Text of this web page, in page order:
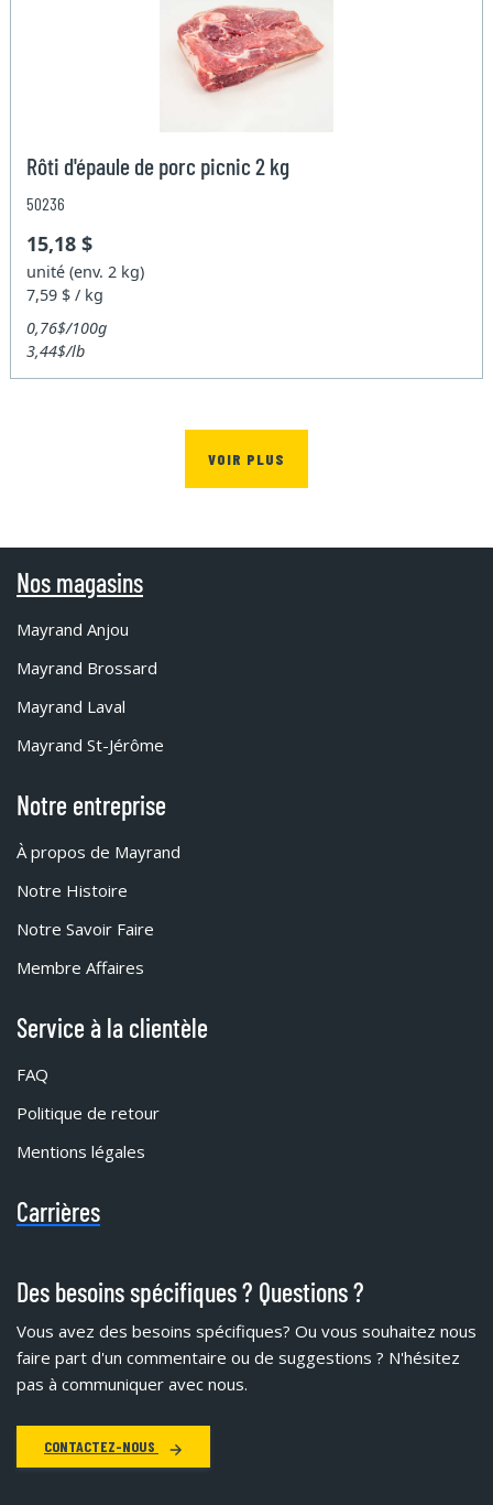
Rôti d'épaule de porc picnic 2 kg
50236
15,18 $
unité (env. 2 kg)
7,59 $ / kg
0,76$/100g
3,44$/lb
VOIR PLUS
Nos magasins
Mayrand Anjou
Mayrand Brossard
Mayrand Laval
Mayrand St-Jérôme
Notre entreprise
À propos de Mayrand
Notre Histoire
Notre Savoir Faire
Membre Affaires
Service à la clientèle
FAQ
Politique de retour
Mentions légales
Carrières
Des besoins spécifiques ? Questions ?
Vous avez des besoins spécifiques? Ou vous souhaitez nous
faire part d'un commentaire ou de suggestions ? N'hésitez
pas à communiquer avec nous.
CONTACTEZ-NOUS